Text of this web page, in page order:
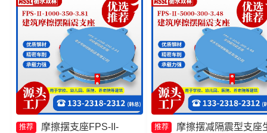
推荐
摩擦摆支座FPS-II-
推荐
摩擦摆减隔震型支座